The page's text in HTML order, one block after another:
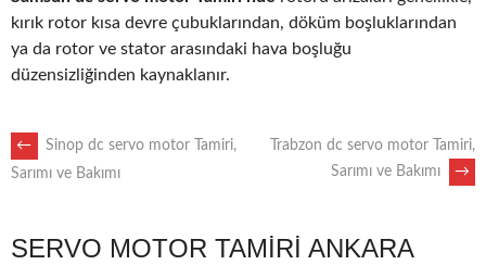
kırık rotor kısa devre çubuklarından, döküm boşluklarından
ya da rotor ve stator arasındaki hava boşluğu
düzensizliğinden kaynaklanır.
POST
←
Sinop dc servo motor Tamiri,
Sarımı ve Bakımı
Trabzon dc servo motor Tamiri,
Sarımı ve Bakımı
→
SERVO MOTOR TAMIRI ANKARA